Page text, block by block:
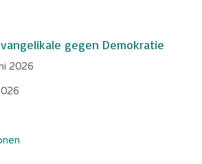
gegen Demokratie
2026